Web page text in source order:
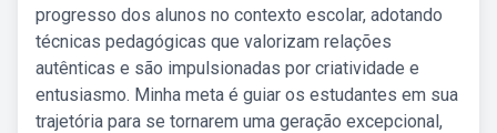
progresso dos alunos no contexto escolar, adotando
técnicas pedagógicas que valorizam relações
autênticas e são impulsionadas por criatividade e
entusiasmo. Minha meta é guiar os estudantes em sua
trajetória para se tornarem uma geração excepcional,